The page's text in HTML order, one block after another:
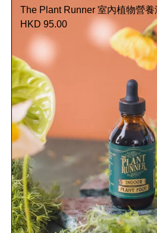
The Plant Runner 室內植物營養
HKD 95.00